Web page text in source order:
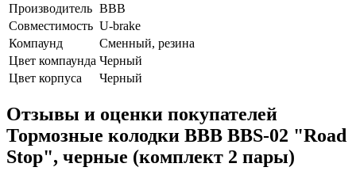
Производитель BBB
Совместимость U-brake
Компаунд
Сменный, резина
Цвет компаунда Черный
Цвет корпуса
Черный
Отзывы и оценки покупателей
Тормозные колодки BBB BBS-02 "Road
Stop", черные (комплект 2 пары)